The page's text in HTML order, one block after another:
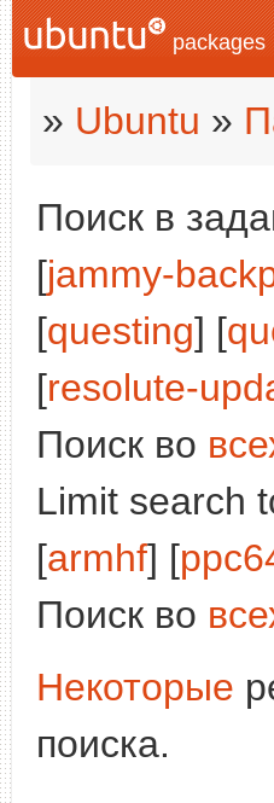
packages
» Ubuntu »
Поиск в
[jammy-
[questing] [
[resolute-
Поиск во
Limit search
[armhf] [
Поиск во
Некоторые
поиска.